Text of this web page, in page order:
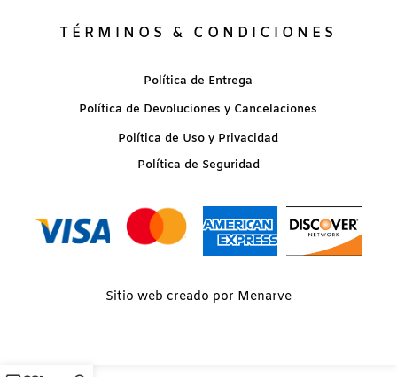
TÉRMINOS & CONDICIONES
Política de Entrega
Política de Devoluciones y Cancelaciones
Política de Uso y Privacidad
Política de Seguridad
Sitio web creado por Menarve